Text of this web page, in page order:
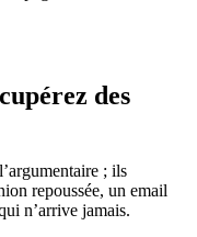
des
; ils
repoussée, un email
n’arrive jamais.